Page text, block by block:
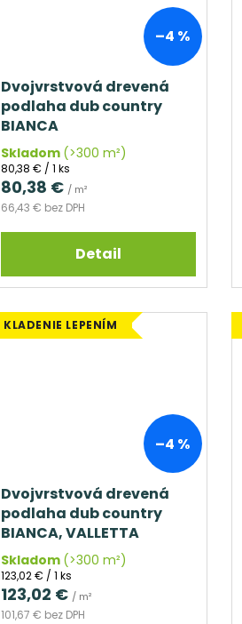
–4 %
Dvojvrstvová drevená
podlaha dub country
BIANCA
Skladom (>300 m²)
66,43 € bez DPH
80,38 € / m²
Jednotková
cena:
80,38 € / 1 ks
Detail
KLADENIE LEPENÍM
–4 %
Dvojvrstvová drevená
podlaha dub country
BIANCA, VALLETTA
Skladom (>300 m²)
101,67 € bez DPH
123,02 € / m²
Jednotková
cena:
123,02 € / 1 ks